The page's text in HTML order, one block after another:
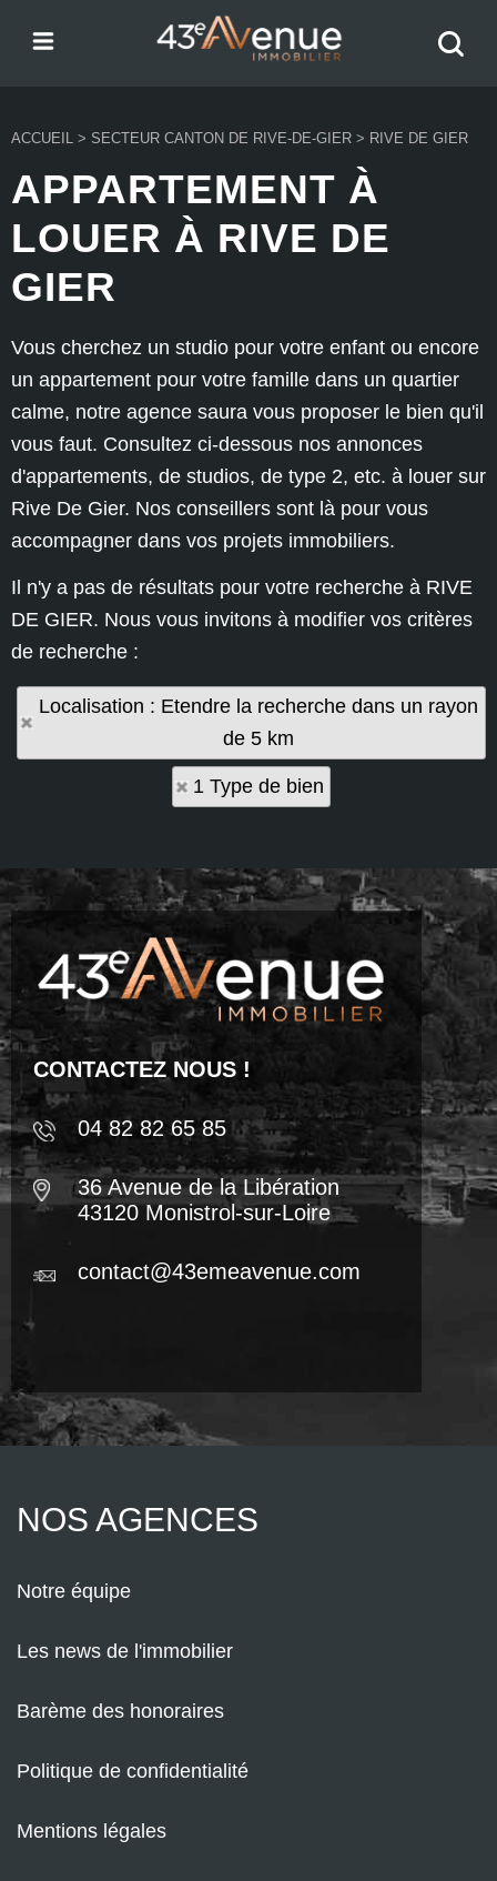
ACCUEIL > SECTEUR CANTON DE RIVE-DE-GIER > RIVE DE GIER
APPARTEMENT À
LOUER À RIVE DE
GIER
Vous cherchez un studio pour votre enfant ou encore
un appartement pour votre famille dans un quartier
calme, notre agence saura vous proposer le bien qu'il
vous faut. Consultez ci-dessous nos annonces
d'appartements, de studios, de type 2, etc. à louer sur
Rive De Gier. Nos conseillers sont là pour vous
accompagner dans vos projets immobiliers.
Il n'y a pas de résultats pour votre recherche à RIVE
DE GIER. Nous vous invitons à modifier vos critères
de recherche :
Localisation : Etendre la recherche dans un rayon
de 5 km
1 Type de bien
CONTACTEZ NOUS !
04 82 82 65 85
36 Avenue de la Libération
43120 Monistrol-sur-Loire
contact@43emeavenue.com
NOS AGENCES
Notre équipe
Les news de l'immobilier
Barème des honoraires
Politique de confidentialité
Mentions légales